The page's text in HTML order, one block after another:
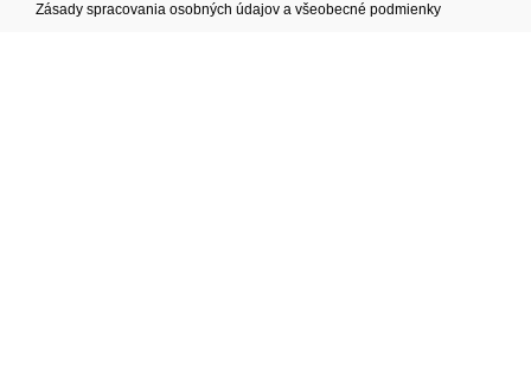
Zásady spracovania osobných údajov a všeobecné podmienky